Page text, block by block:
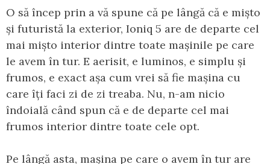
O să încep prin a vă spune că pe lângă că e mișto
și futuristă la exterior, Ioniq 5 are de departe cel
mai mișto interior dintre toate mașinile pe care
le avem în tur. E aerisit, e luminos, e simplu și
frumos, e exact așa cum vrei să fie mașina cu
care îți faci zi de zi treaba. Nu, n-am nicio
îndoială când spun că e de departe cel mai
frumos interior dintre toate cele opt.
Pe lângă asta, mașina pe care o avem în tur are